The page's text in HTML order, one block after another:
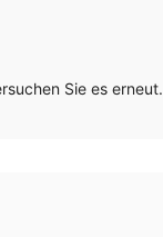
Sie es erneut.